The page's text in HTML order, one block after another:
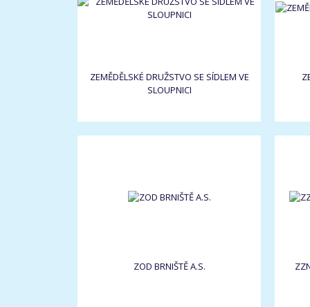
ZEMĚDĚLSKÉ DRUŽSTVO SE SÍDLEM VE
SLOUPNICI
ZOD BRNIŠTĚ A.S.